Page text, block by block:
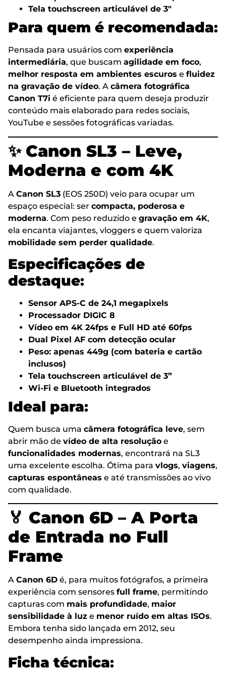
Tela touchscreen articulável de 3″
Para quem é recomendada:
Pensada para usuários com experiência
intermediária, que buscam agilidade em foco,
melhor resposta em ambientes escuros e fluidez
na gravação de vídeo. A câmera fotográfica
Canon T7i é eficiente para quem deseja produzir
conteúdo mais elaborado para redes sociais,
YouTube e sessões fotográficas variadas.
✨ Canon SL3 – Leve,
Moderna e com 4K
A Canon SL3 (EOS 250D) veio para ocupar um
espaço especial: ser compacta, poderosa e
moderna. Com peso reduzido e gravação em 4K,
ela encanta viajantes, vloggers e quem valoriza
mobilidade sem perder qualidade.
Especificações de
destaque:
Sensor APS-C de 24,1 megapixels
Processador DIGIC 8
Vídeo em 4K 24fps e Full HD até 60fps
Dual Pixel AF com detecção ocular
Peso: apenas 449g (com bateria e cartão
inclusos)
Tela touchscreen articulável de 3”
Wi-Fi e Bluetooth integrados
Ideal para:
Quem busca uma câmera fotográfica leve, sem
abrir mão de vídeo de alta resolução e
funcionalidades modernas, encontrará na SL3
uma excelente escolha. Ótima para vlogs, viagens,
capturas espontâneas e até transmissões ao vivo
com qualidade.
🏅 Canon 6D – A Porta
de Entrada no Full
Frame
A Canon 6D é, para muitos fotógrafos, a primeira
experiência com sensores full frame, permitindo
capturas com mais profundidade, maior
sensibilidade à luz e menor ruído em altas ISOs.
Embora tenha sido lançada em 2012, seu
desempenho ainda impressiona.
Ficha técnica: